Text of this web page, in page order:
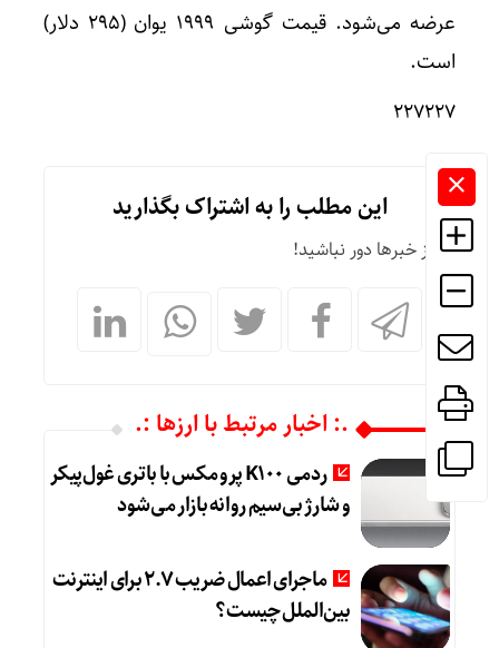
عرضه می‌شود. قیمت گوشی ۱۹۹۹ یوان (۲۹۵ دلار)
است.
۲۲۷۲۲۷
این مطلب را به اشتراک بگذارید
از خبرها دور نباشید!
.: اخبار مرتبط با ارزها :.
ردمی K100 پرو مکس با باتری غول‌پیکر
و شارژ بی‌سیم روانه بازار می‌شود
ماجرای اعمال ضریب ۲.۷ برای اینترنت
بین‌الملل چیست؟